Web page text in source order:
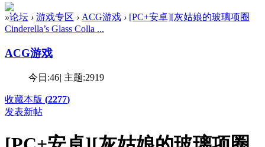
»论坛 › 游戏专区 › ACG游戏 › [PC+安卓][灰姑娘的玻璃项圈
Cinderella’s Glass Colla ...
ACG游戏
今日:46| 主题:2919
收藏本版 (2277)
发表新帖